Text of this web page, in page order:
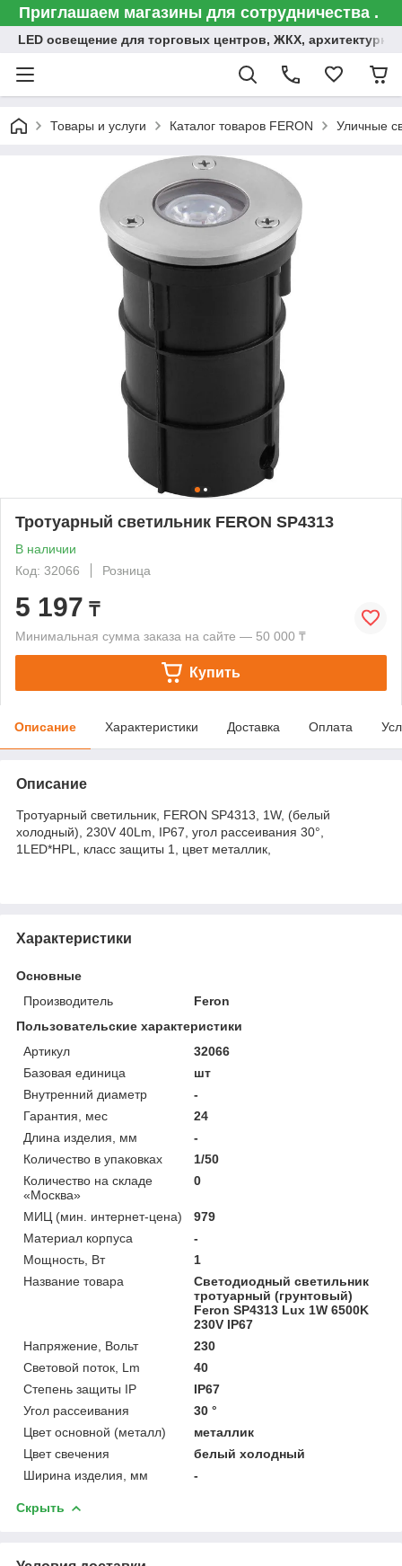
Приглашаем магазины для сотрудничества .
LED освещение для торговых центров, ЖКХ,
Товары и услуги Каталог товаров FERON Уличные
Тротуарный светильник FERON SP4313
В наличии
Код: 32066
Розница
5 197 ₸
Минимальная сумма заказа на сайте — 50 000 ₸
Купить
Описание Характеристики Доставка Оплата
Описание
Тротуарный светильник, FERON SP4313, 1W, (белый
холодный), 230V 40Lm, IP67, угол рассеивания 30°,
1LED*HPL, класс защиты 1, цвет металлик,
Характеристики
Основные
Производитель
Feron
Пользовательские характеристики
Артикул
32066
Базовая единица
шт
Внутренний диаметр
-
Гарантия, мес
24
Длина изделия, мм
-
Количество в упаковках
1/50
Количество на складе
«Москва»
0
МИЦ (мин. интернет-цена)
979
Материал корпуса
-
Мощность, Вт
1
Название товара
Светодиодный светильник
тротуарный (грунтовый)
Feron SP4313 Lux 1W 6500K
230V IP67
Напряжение, Вольт
230
Световой поток, Lm
40
Степень защиты IP
IP67
Угол рассеивания
30 °
Цвет основной (металл)
металлик
Цвет свечения
белый холодный
Ширина изделия, мм
-
Скрыть